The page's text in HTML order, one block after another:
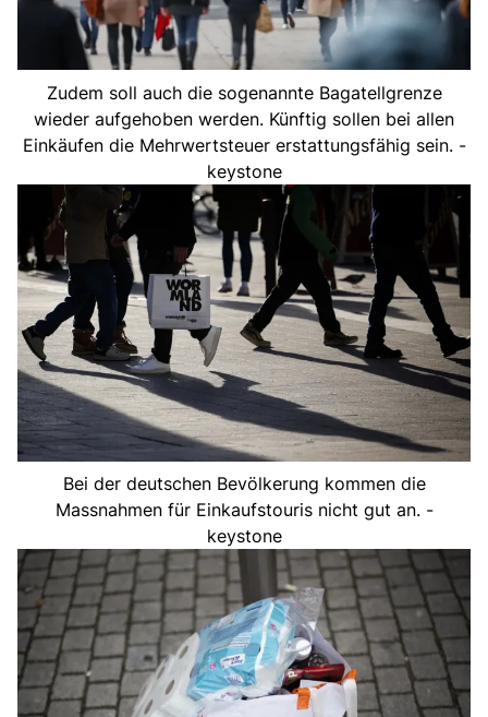
Zudem soll auch die sogenannte Bagatellgrenze
wieder aufgehoben werden. Künftig sollen bei allen
Einkäufen die Mehrwertsteuer erstattungsfähig sein. -
keystone
Bei der deutschen Bevölkerung kommen die
Massnahmen für Einkaufstouris nicht gut an. -
keystone